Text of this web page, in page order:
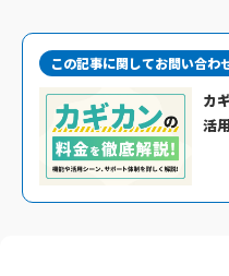
この記事に関してお問い合わ
カ
活